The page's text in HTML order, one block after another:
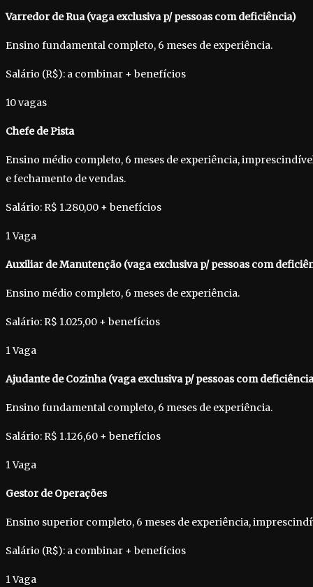
Varredor de Rua (vaga exclusiva p/ pessoas com deficiência)
Ensino fundamental completo, 6 meses de experiência.
Salário (R$): a combinar + benefícios
10 vagas
Chefe de Pista
Ensino médio completo, 6 meses de experiência,
e fechamento de vendas.
Salário: R$ 1.280,00 + benefícios
1 Vaga
Auxiliar de Manutenção (vaga exclusiva p/ pessoas com
Ensino médio completo, 6 meses de experiência.
Salário: R$ 1.025,00 + benefícios
1 Vaga
Ajudante de Cozinha (vaga exclusiva p/ pessoas com
Ensino fundamental completo, 6 meses de experiência.
Salário: R$ 1.126,60 + benefícios
1 Vaga
Gestor de Operações
Ensino superior completo, 6 meses de experiência,
Salário (R$): a combinar + benefícios
1 Vaga